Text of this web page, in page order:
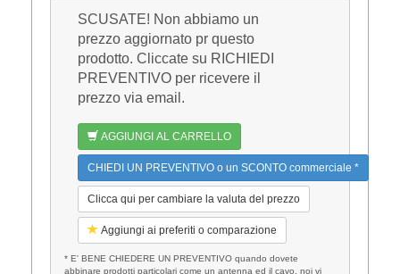
SCUSATE! Non abbiamo un
prezzo aggiornato pr questo
prodotto. Cliccate su RICHIEDI
PREVENTIVO per ricevere il
prezzo via email.
AGGIUNGI AL CARRELLO
CHIEDI UN PREVENTIVO o un SCONTO commerciale *
Clicca qui per cambiare la valuta del prezzo
Aggiungi ai preferiti o comparazione
* E' BENE CHIEDERE UN PREVENTIVO quando dovete
abbinare prodotti particolari come un antenna ed il cavo, noi vi